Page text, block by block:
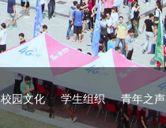
校园文化 学生组织 青年之声